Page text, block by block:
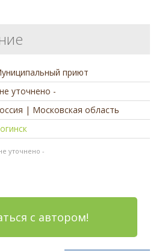
приют
уточнено -
| Московская область
уточнено -
с автором!